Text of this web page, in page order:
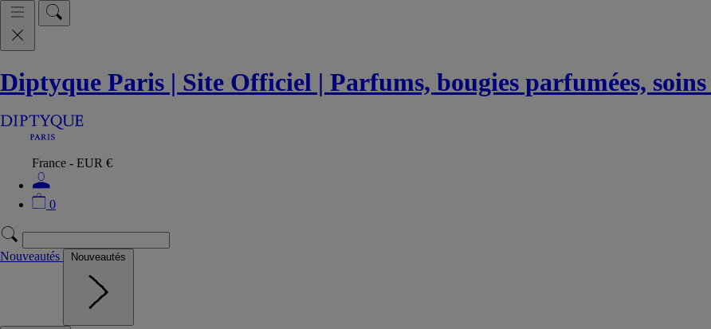
Diptyque Paris | Site Officiel | Parfums, bougies parfumées,
France - EUR €
0
Nouveautés Nouveautés